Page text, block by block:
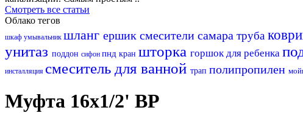
Смотреть все статьи
Облако тегов
шкаф умывальник шланг ершик смесители самара труба
унитаз поддон сифон пнд кран шторка горшок для ребенка
инсталляция смеситель для ванной трап полипропилен
Муфта 16х1/2' ВР